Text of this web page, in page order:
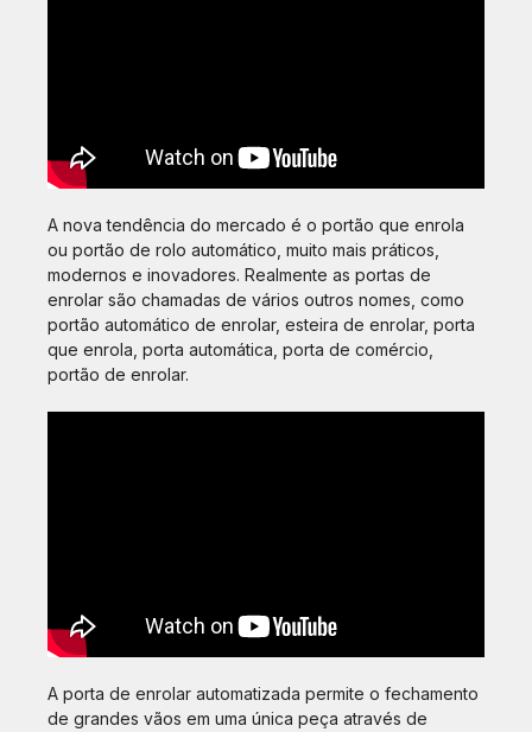
A nova tendência do mercado é o portão que enrola
ou portão de rolo automático, muito mais práticos,
modernos e inovadores. Realmente as portas de
enrolar são chamadas de vários outros nomes, como
portão automático de enrolar, esteira de enrolar, porta
que enrola, porta automática, porta de comércio,
portão de enrolar.
A porta de enrolar automatizada permite o fechamento
de grandes vãos em uma única peça através de